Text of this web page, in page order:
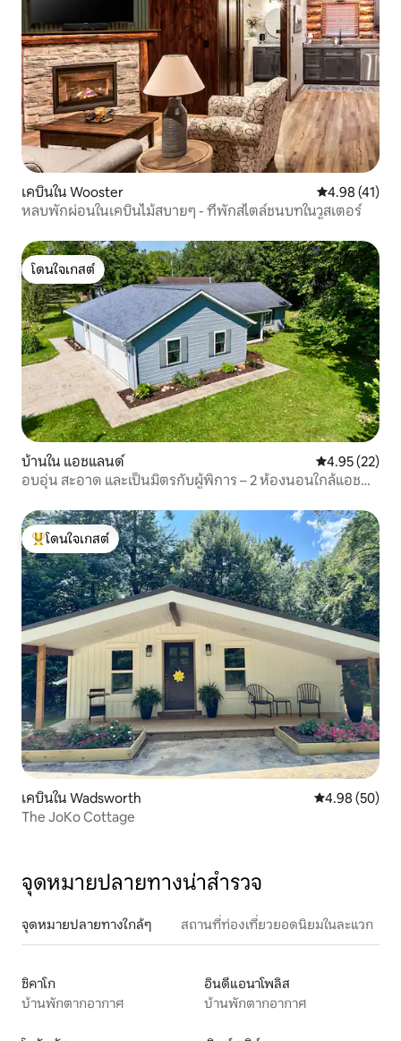
เคบินใน Wooster คะแนนเฉลี่ย
4.98 (41)
หลบพักผ่อนในเคบินไม้สบายๆ - ที่พักสไตล์ชนบทในวูสเตอร์
โดนใจเกสต์
โดนใจเกสต์
บ้านใน แอชแลนด์ คะแนนเฉลี่ย
4.95 (22)
อบอุ่น สะอาด และเป็นมิตรกับผู้พิการ – 2 ห้องนอนใกล้แอช
โดนใจเกสต์ที่สุด
โดนใจเกสต์
เคบินใน Wadsworth คะแนนเฉลี่ย
4.98 (50)
The JoKo Cottage
จุดหมายปลายทางน่าสำรวจ
จุดหมายปลายทางใกล้ๆ สถานที่ท่องเที่ยวยอดนิยมในละแวก
ชิคาโก
บ้านพักตากอากาศ
อินดีแอนาโพลิส
บ้านพักตากอากาศ